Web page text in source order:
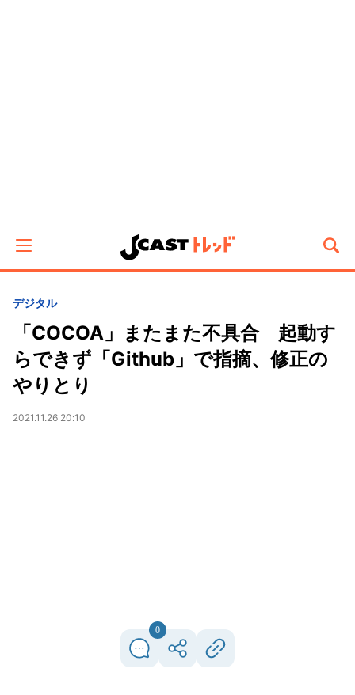
デジタル
「COCOA」またまた不具合 起動す
らできず「Github」で指摘、修正の
やりとり
2021.11.26 20:10
0